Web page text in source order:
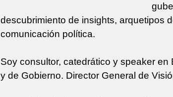
descubrimiento de insights, arquetipos
comunicación política.
Soy consultor, catedrático y speaker
y de Gobierno. Director General de